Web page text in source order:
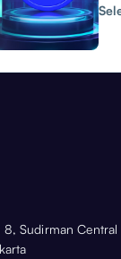
Sudirman Central